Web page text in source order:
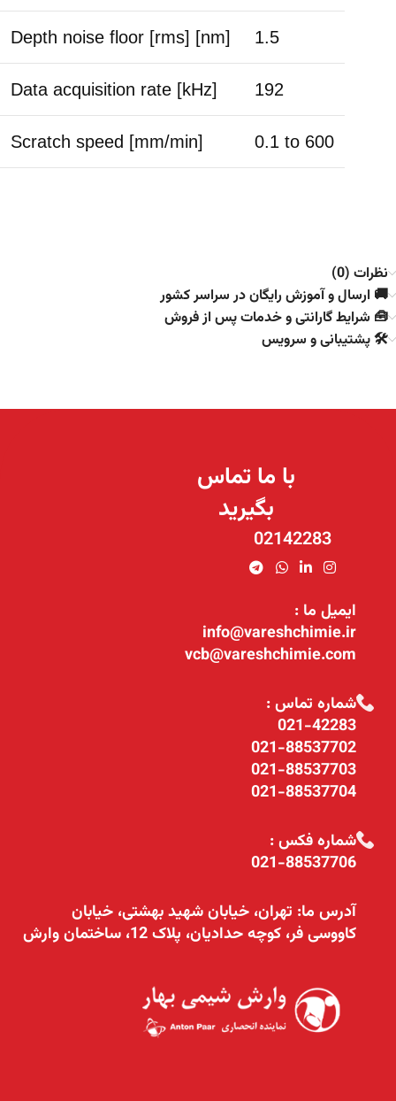
Depth noise floor [rms] [nm] 1.5
Data acquisition rate [kHz] 192
Scratch speed [mm/min] 0.1 to 600
نظرات (0)
🚚 ارسال و آموزش رایگان در سراسر کشور
🧰 شرایط گارانتی و خدمات پس از فروش
🛠️ پشتیبانی و سرویس
با ما تماس
بگیرید
02142283
ایمیل ما :
info@vareshchimie.ir
vcb@vareshchimie.com
شماره تماس :
021-42283
021-88537702
021-88537703
021-88537704
شماره فکس :
021-88537706
آدرس ما: تهران، خیابان شهید بهشتی، خیابان
کاووسی فر، کوچه حدادیان، پلاک 12، ساختمان وارش